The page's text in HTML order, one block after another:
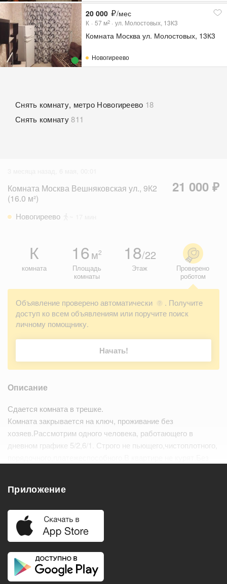
20 000 /мес
К 57 м2 ул. Молостовых, 13К3
Комната Москва ул. Молостовых, 13К3
Новогиреево
Снять комнату, метро Новогиреево 18
Снять комнату 811
Комната Москва Вешняковская ул., 9К2
(16.0 м²)
21 000 ₽
Новогиреево
К
комната
16м2
Площадь
комнаты
18/22
Этаж
Проверено
роботом
Объявление проверено автоматически ?
. Получите
доступ ко всем объявлениям или поручите поиск
личному помощнику.
Начать!
Описание
Сдается комната в трешке.
Комната закрывается на ключ, проживание без
хозяев.Рассмотрим одного человека, работающего в
дневном графике 5/2,6/1. Строго не пьющего,чистоплотного,
Удобства
Балкон
Телевизор
Приложение